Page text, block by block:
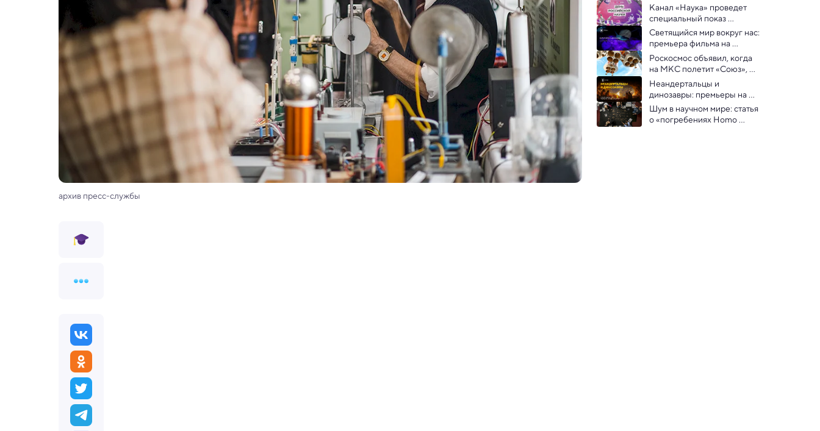
архив пресс-службы
Канал «Наука» проведет
специальный показ
фильмов в честь Дня
российской науки
Светящийся мир вокруг нас:
премьера фильма на
«Науке»
Роскосмос объявил, когда
на МКС полетит «Союз»,
пуск которого отменили за
20 секунд до старта
Неандертальцы и
динозавры: премьеры на
телеканале «Наука»
Шум в научном мире: статья
о «погребениях Homo